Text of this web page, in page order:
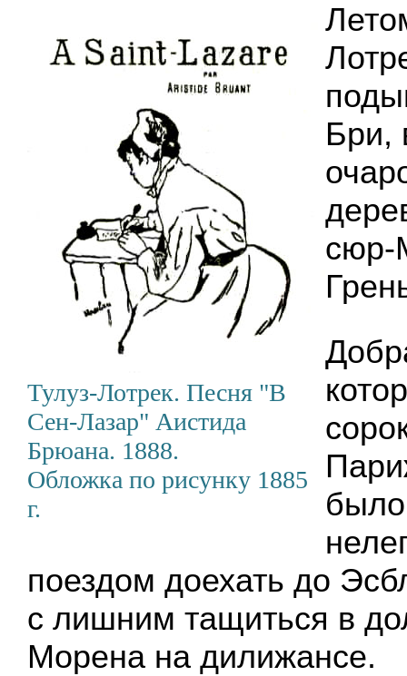
Тулуз-Лотрек. Песня "В
Сен-Лазар" Аистида
Брюана. 1888.
Обложка по рисунку 1885
г.
Бри,
сюр-
поездом доехать до
с лишним тащиться в
Морена на дилижансе.